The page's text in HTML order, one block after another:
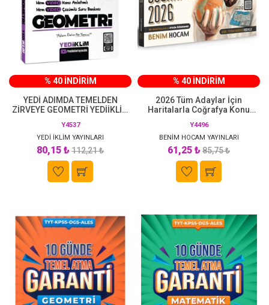
% 40 İNDİRİM
YEDİ ADIMDA TEMELDEN
ZİRVEYE GEOMETRİ YEDİİKLİM
Y4537
YEDİ İKLİM YAYINLARI
80,15 ₺112,21 ₺
% 40 İNDİRİM
2026 Tüm Adaylar İçin
Haritalarla Coğrafya Konu
Yayınları
Y4496
BENİM HOCAM YAYINLARI
61,25 ₺85,75 ₺